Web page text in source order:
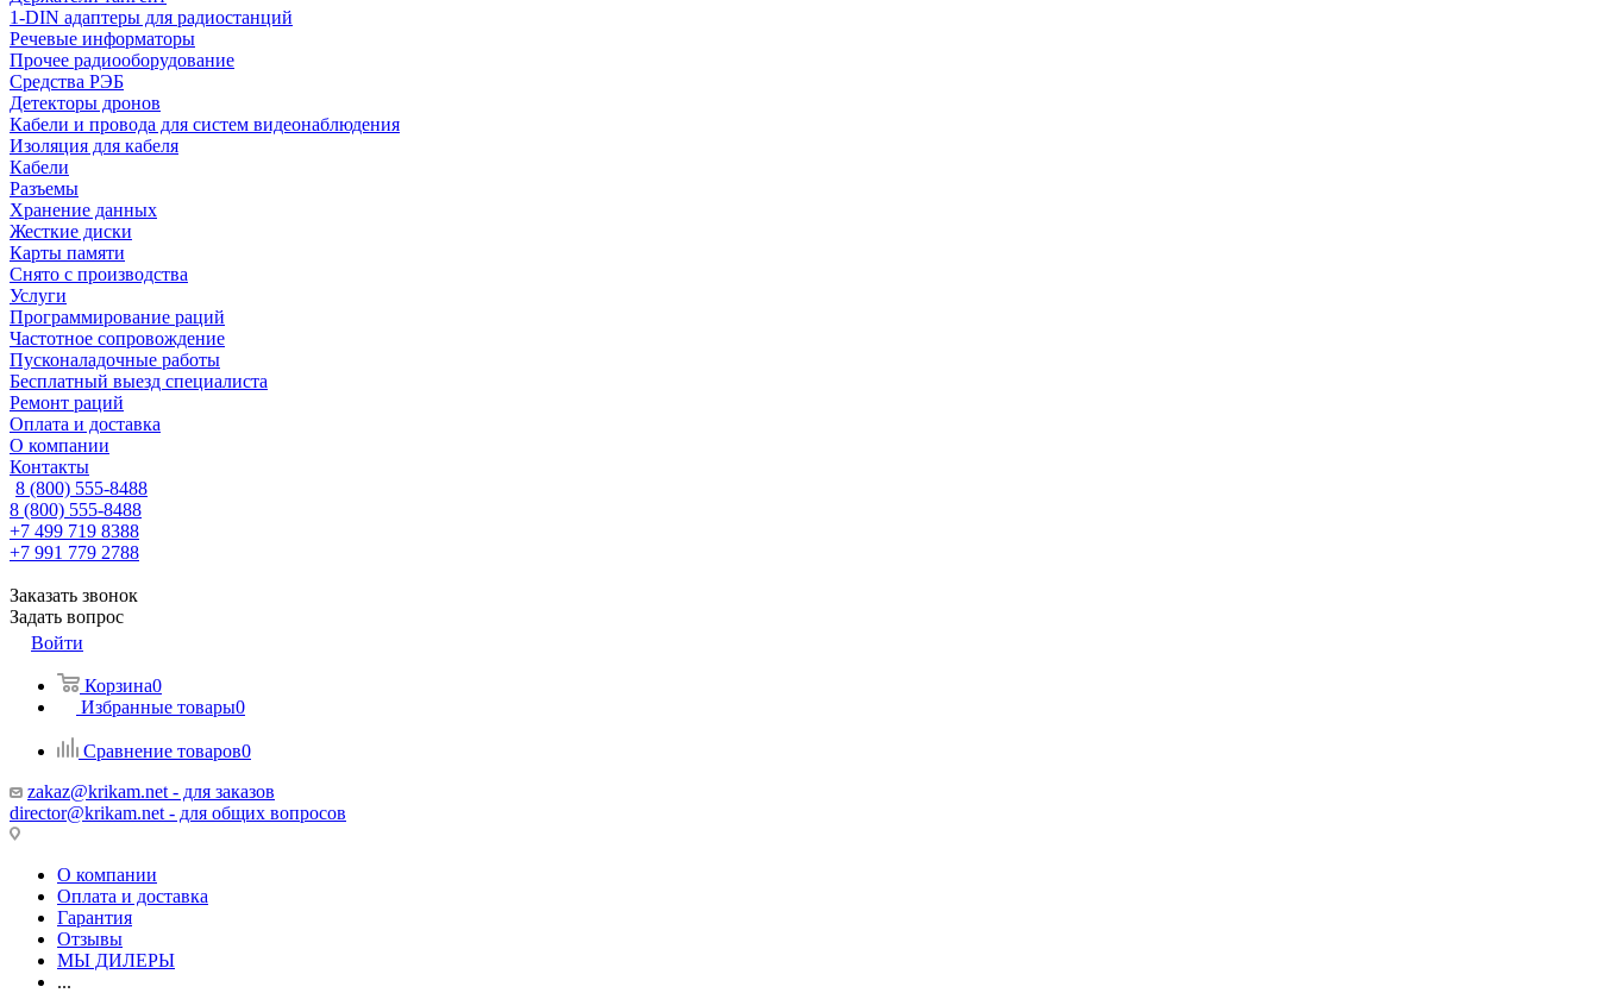
1-DIN адаптеры для радиостанций
Речевые информаторы
Прочее радиооборудование
Средства РЭБ
Детекторы дронов
Кабели и провода для систем видеонаблюдения
Изоляция для кабеля
Кабели
Разъемы
Хранение данных
Жесткие диски
Карты памяти
Снято с производства
Услуги
Программирование раций
Частотное сопровождение
Пусконаладочные работы
Бесплатный выезд специалиста
Ремонт раций
Оплата и доставка
О компании
Контакты
8 (800) 555-8488
8 (800) 555-8488
+7 499 719 8388
+7 991 779 2788
Заказать звонок
Задать вопрос
Войти
Корзина0
Избранные товары0
Сравнение товаров0
zakaz@krikam.net - для заказов
director@krikam.net - для общих вопросов
О компании
Оплата и доставка
Гарантия
Отзывы
МЫ ДИЛЕРЫ
...